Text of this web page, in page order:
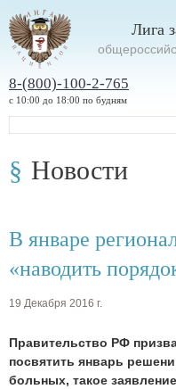
Лига
8-(800)-100-2-765
с 10:00 до 18:00 по будням
Новости
В январе
«наводить
19 Декабря 2016 г.
Правительство РФ
посвятить январь
больных, такое